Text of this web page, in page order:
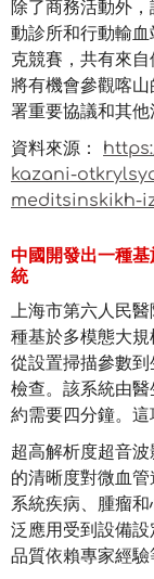
除了商務活動外
動診所和行動輸
克競賽，共有來自
將有機會參觀喀
署重要協議和其他
資料來源：
kazani-
meditsinskikh-
中國開發出一種
統
上海市第六人民
種基於多模態大
從設置掃描參數
檢查。該系統由
約需要四分鐘。這
超高解析度超音
的清晰度對微血
系統疾病、腫瘤
泛應用受到設備
品質依賴專家經驗